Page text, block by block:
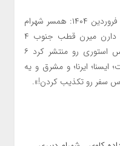
دیگری هم چنین انتقاد کرده است: «۳ فروردین ۱۴۰۴: همسر شهرام
دبیری تو پیجش استوری گذاشت که دارن میرن قطب جنوب ۴
فروردین ۱۴۰۴: «یه کانال تلگرامی عکس استوری رو منتشر کرد ۶
دولت؛ ایسنا؛ ایرنا؛ و مشرق و یه
سفر رو تکذیب کردن!».